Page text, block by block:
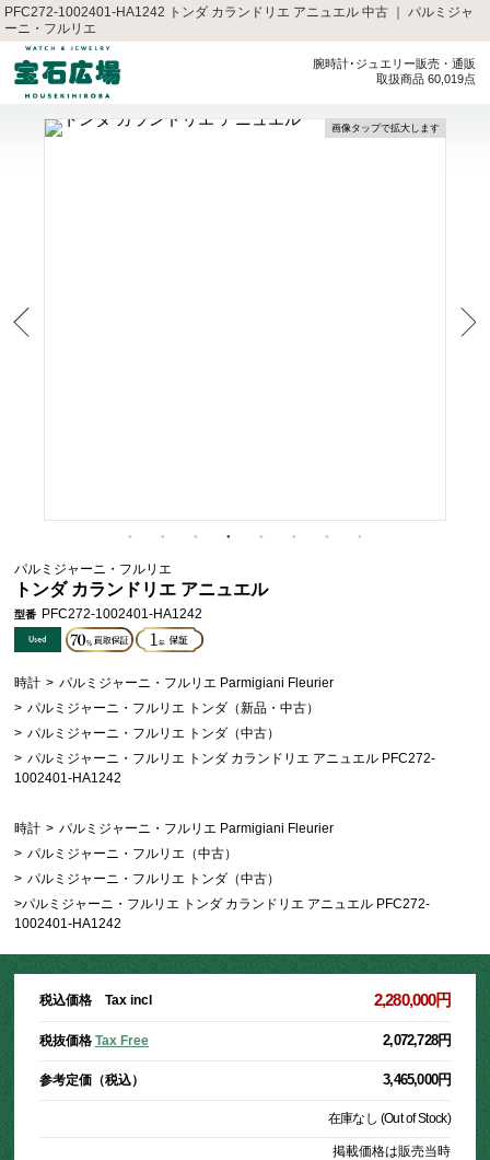
PFC272-1002401-HA1242 トンダ カランドリエ アニュエル 中古 ｜ パルミジャ
ーニ・フルリエ
腕時計･ジュエリー販売・通販
取扱商品 60,019点
画像タップで拡大します
パルミジャーニ・フルリエ
トンダ カランドリエ アニュエル
型番 PFC272-1002401-HA1242
時計 > パルミジャーニ・フルリエ Parmigiani Fleurier
> パルミジャーニ・フルリエ トンダ（新品・中古）
> パルミジャーニ・フルリエ トンダ（中古）
> パルミジャーニ・フルリエ トンダ カランドリエ アニュエル PFC272-
1002401-HA1242
時計 > パルミジャーニ・フルリエ Parmigiani Fleurier
> パルミジャーニ・フルリエ（中古）
> パルミジャーニ・フルリエ トンダ（中古）
>パルミジャーニ・フルリエ トンダ カランドリエ アニュエル PFC272-
1002401-HA1242
税込価格 Tax incl 2,280,000円
税抜価格 Tax Free 2,072,728円
参考定価（税込） 3,465,000円
在庫なし (Out of Stock)
掲載価格は販売当時